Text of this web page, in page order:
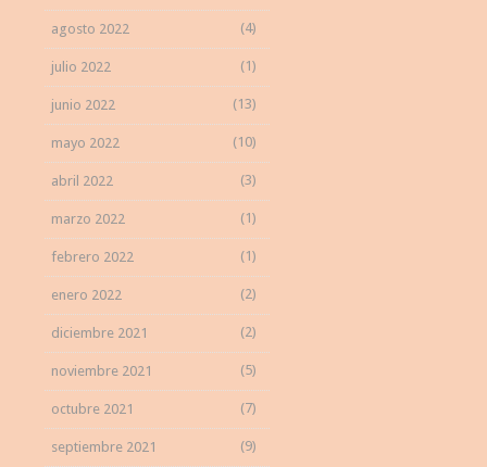
agosto 2022 (4)
julio 2022 (1)
junio 2022 (13)
mayo 2022 (10)
abril 2022 (3)
marzo 2022 (1)
febrero 2022 (1)
enero 2022 (2)
diciembre 2021 (2)
noviembre 2021 (5)
octubre 2021 (7)
septiembre 2021 (9)